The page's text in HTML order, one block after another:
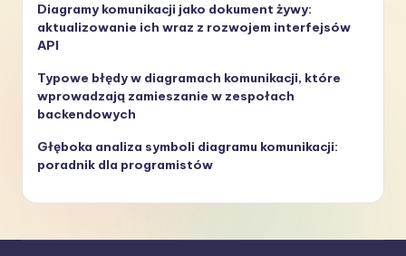
Diagramy komunikacji jako dokument żywy:
aktualizowanie ich wraz z rozwojem interfejsów
API
Typowe błędy w diagramach komunikacji, które
wprowadzają zamieszanie w zespołach
backendowych
Głęboka analiza symboli diagramu komunikacji:
poradnik dla programistów